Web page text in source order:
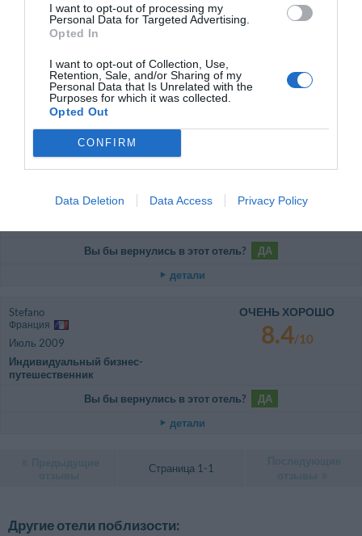
I want to opt-out of processing my
Personal Data for Targeted Advertising.
Opted In
I want to opt-out of Collection, Use,
Retention, Sale, and/or Sharing of my
Personal Data that Is Unrelated with the
Purposes for which it was collected.
Opted Out
CONFIRM
Data Deletion Data Access Privacy Policy
Piergiorgio
Супружеская пара, средний возраст
более 35 лет
ОЧЕНЬ ХОРОШО
Вы бы вернулись в этот отель?
детали
Август 2011
Вы бы вернулись в этот отель?
ДА
детали
Stefano
Франция
Июль 2009
Индивидуальный бизнес-
путешественник
ОЧЕНЬ ХОРОШО
8.4/10
Вы бы вернулись в этот отель?
ДА
детали
Страница 1-1
Другие отели поблизости: